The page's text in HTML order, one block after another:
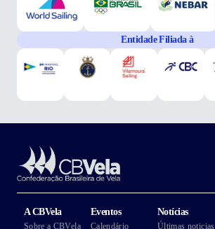
Entidade Filiada à
A CBVela
Sobre a CBVela
Eventos
Calendário
Notícias
Últimas noticias